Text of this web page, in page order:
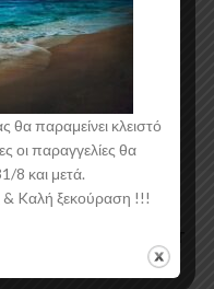
παραμείνει κλειστό
οι παραγγελίες θα
8 και μετά.
& Kαλή ξεκούραση !!!